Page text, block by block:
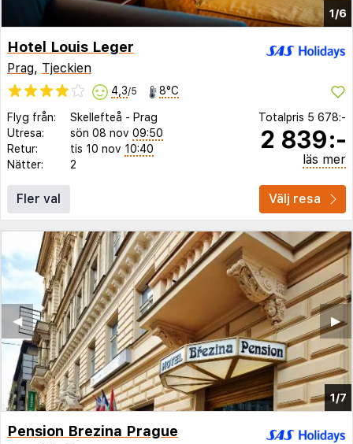
1/6
Hotel Louis Leger
Prag, Tjeckien
4,3/5 8°C
Flyg från: Skellefteå - Prag
Utresa:
sön 08 nov 09:50
Retur:
tis 10 nov 10:40
Nätter:
2
Totalpris 5 678:-
2 839:-
läs mer
Fler val Välj resa
1/7
▶︎
◀︎
Pension Brezina Prague